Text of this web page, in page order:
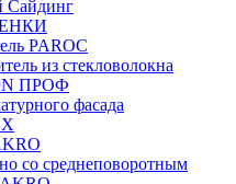
Сайдинг
PAROC
из стекловолокна
ПРОФ
фасада
со среднеповоротным